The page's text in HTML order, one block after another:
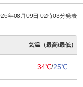
年08月09日 02時03分発表
気温（最高/最低）
34℃/25℃